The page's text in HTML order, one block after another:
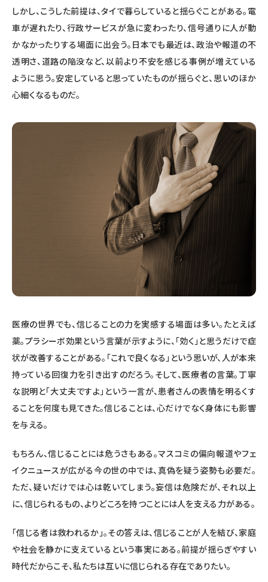
しかし、こうした前提は、タイで暮らしていると揺らぐことがある。電
車が遅れたり、行政サービスが急に変わったり、信号通りに人が動
かなかったりする場面に出会う。日本でも最近は、政治や報道の不
透明さ、道路の陥没など、以前より不安を感じる事例が増えている
ように思う。安定していると思っていたものが揺らぐと、思いのほか
心細くなるものだ。
医療の世界でも、信じることの力を実感する場面は多い。たとえば
薬。プラシーボ効果という言葉が示すように、「効く」と思うだけで症
状が改善することがある。「これで良くなる」という思いが、人が本来
持っている回復力を引き出すのだろう。そして、医療者の言葉。丁寧
な説明と「大丈夫ですよ」という一言が、患者さんの表情を明るくす
ることを何度も見てきた。信じることは、心だけでなく身体にも影響
を与える。
もちろん、信じることには危うさもある。マスコミの偏向報道やフェ
イクニュースが広がる今の世の中では、真偽を疑う姿勢も必要だ。
ただ、疑いだけでは心は乾いてしまう。妄信は危険だが、それ以上
に、信じられるもの、よりどころを持つことには人を支える力がある。
「信じる者は救われるか」。その答えは、信じることが人を結び、家庭
や社会を静かに支えているという事実にある。前提が揺らぎやすい
時代だからこそ、私たちは互いに信じられる存在でありたい。